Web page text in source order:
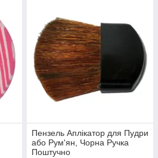
Пензель Аплікатор для Пудри
або Рум'ян, Чорна Ручка
Поштучно